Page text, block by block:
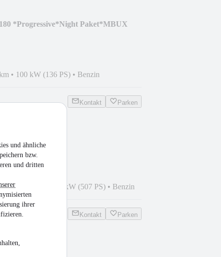
und ähnliche
bzw.
und dritten
ihrer
*Progressive*Night Paket*MBUX
• 100 kW (136 PS) • Benzin
Kontakt Parken
•99.961 km 373 kW (507 PS) • Benzin
Kontakt Parken